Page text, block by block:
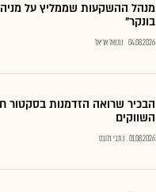
מנהל ההשקעות שממליץ על
בונקר"
04.08.2026 נתנאל אריאל
הבכיר שרואה הזדמנות בסקטור
השווקים
01.08.2026 כתבי גלובס